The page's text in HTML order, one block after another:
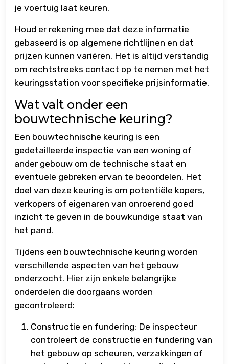
je voertuig laat keuren.
Houd er rekening mee dat deze informatie
gebaseerd is op algemene richtlijnen en dat
prijzen kunnen variëren. Het is altijd verstandig
om rechtstreeks contact op te nemen met het
keuringsstation voor specifieke prijsinformatie.
Wat valt onder een
bouwtechnische keuring?
Een bouwtechnische keuring is een
gedetailleerde inspectie van een woning of
ander gebouw om de technische staat en
eventuele gebreken ervan te beoordelen. Het
doel van deze keuring is om potentiële kopers,
verkopers of eigenaren van onroerend goed
inzicht te geven in de bouwkundige staat van
het pand.
Tijdens een bouwtechnische keuring worden
verschillende aspecten van het gebouw
onderzocht. Hier zijn enkele belangrijke
onderdelen die doorgaans worden
gecontroleerd:
Constructie en fundering: De inspecteur
controleert de constructie en fundering van
het gebouw op scheuren, verzakkingen of